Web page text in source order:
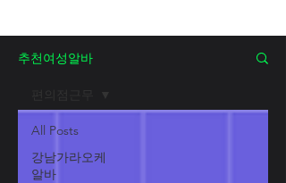
추천여성알바
All Posts
강남가라오케
알바